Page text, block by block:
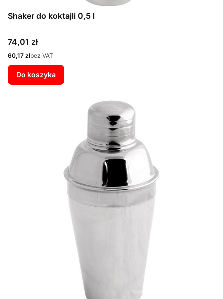
Shaker do koktajli 0,5 l
Cena
74,01 zł
Cena
60,17 złbez VAT
Do koszyka